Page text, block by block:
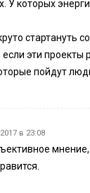
У которых
стартануть
эти проекты
пойдут
в 23:08